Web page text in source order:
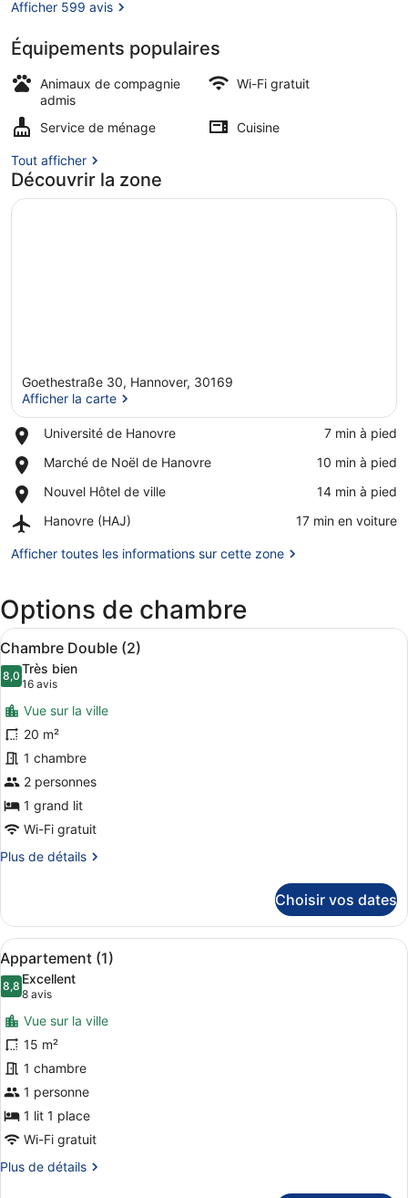
Chambre Double (2) | Bureau,
Afficher 599 avis
Équipements populaires
Animaux de compagnie
admis
Wi-Fi gratuit
Service de ménage Cuisine
Tout afficher
Découvrir la zone
Goethestraße 30, Hannover, 30169
Afficher la carte
Université de Hanovre
Place,
de
‪7 min à pied‬
Marché de Noël de Hanovre
Place,
de
de
‪10 min à pied‬
Nouvel Hôtel de ville
Place,
Hôtel
ville
‪14 min à pied‬
Hanovre (HAJ)
Airport,
(HAJ)
‪17 min en voiture‬
Afficher toutes les informations sur cette zone
Options de chambre
Afficher
toutes
les
photos
pour
ce
type
de
chambre :
Chambre
Double
(2)
Chambre Double (2) | Bureau,
15
Chambre Double (2)
8,08,0 sur 10
Très bien
16 avis
(16 avis)
Vue sur la ville
20 m²
1 chambre
2 personnes
1 grand lit
Wi-Fi gratuit
Plus de détails
Plus
le
type
de
chambre
Chambre
Double
(2)
Choisir vos dates
Afficher
toutes
les
photos
pour
ce
type
de
chambre :
Appartement
(1)
Une chambre à coucher
10
Appartement (1)
8,88,8 sur 10
Excellent
8 avis
(8 avis)
Vue sur la ville
15 m²
1 chambre
1 personne
1 lit 1 place
Wi-Fi gratuit
Plus de détails
Plus